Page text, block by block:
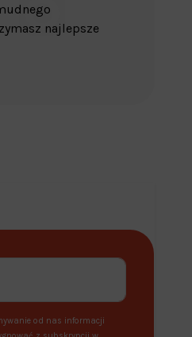
najlepsze
od nas informacji